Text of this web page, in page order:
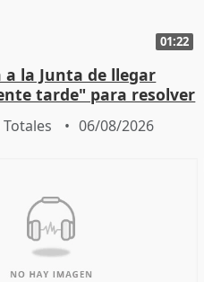
01:22
a la Junta de llegar
tarde" para resolver
Newcastle
06/08/2026